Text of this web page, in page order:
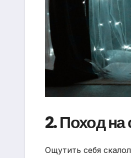
2. Поход
Ощутить себя